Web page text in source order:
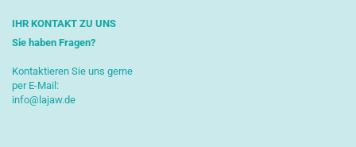
IHR KONTAKT ZU UNS
Sie haben Fragen?
Kontaktieren Sie uns gerne
per E-Mail:
info@lajaw.de